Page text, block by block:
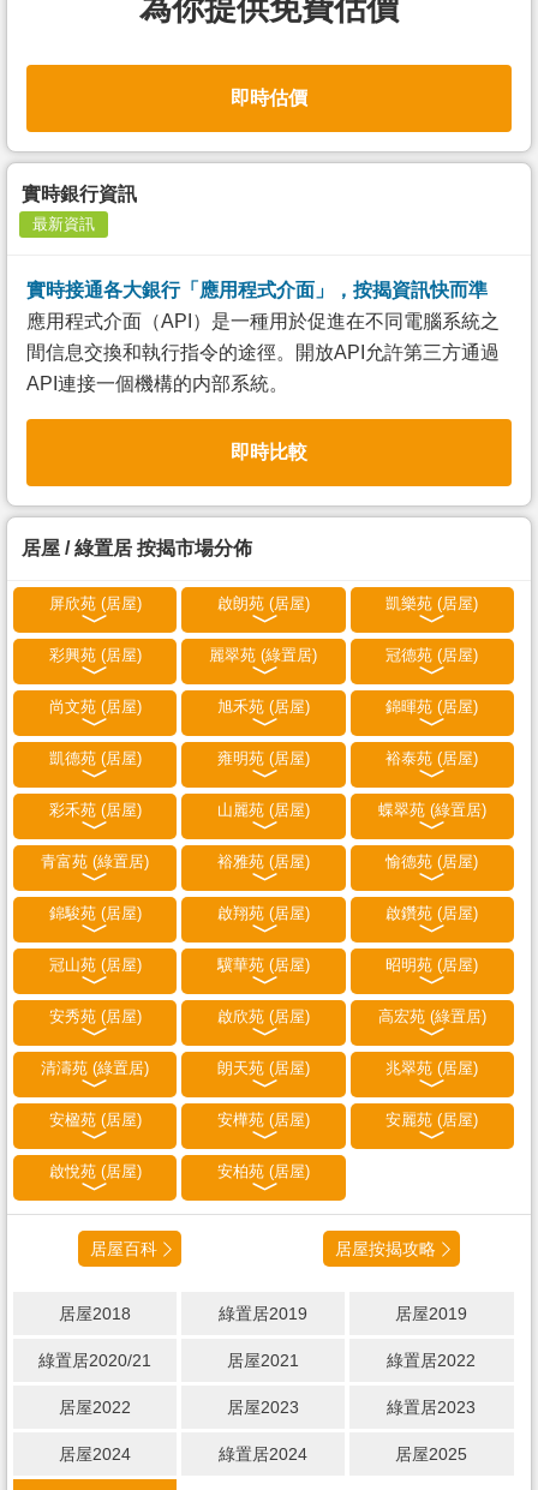
為你提供免費估價
即時估價
實時銀行資訊
最新資訊
實時接通各大銀行「應用程式介面」，按揭資訊快而準
應用程式介面（API）是一種用於促進在不同電腦系統之
間信息交換和執行指令的途徑。開放API允許第三方通過
API連接一個機構的内部系統。
即時比較
居屋 / 綠置居 按揭市場分佈
屏欣苑 (居屋) 啟朗苑 (居屋) 凱樂苑 (居屋)
彩興苑 (居屋) 麗翠苑 (綠置居) 冠德苑 (居屋)
尚文苑 (居屋) 旭禾苑 (居屋) 錦暉苑 (居屋)
凱德苑 (居屋) 雍明苑 (居屋) 裕泰苑 (居屋)
彩禾苑 (居屋) 山麗苑 (居屋) 蝶翠苑 (綠置居)
青富苑 (綠置居) 裕雅苑 (居屋) 愉德苑 (居屋)
錦駿苑 (居屋) 啟翔苑 (居屋) 啟鑽苑 (居屋)
冠山苑 (居屋) 驥華苑 (居屋) 昭明苑 (居屋)
安秀苑 (居屋) 啟欣苑 (居屋) 高宏苑 (綠置居)
清濤苑 (綠置居) 朗天苑 (居屋) 兆翠苑 (居屋)
安楹苑 (居屋) 安樺苑 (居屋) 安麗苑 (居屋)
啟悅苑 (居屋) 安柏苑 (居屋)
居屋百科 居屋按揭攻略
居屋2018 綠置居2019 居屋2019
綠置居2020/21 居屋2021 綠置居2022
居屋2022 居屋2023 綠置居2023
居屋2024 綠置居2024 居屋2025